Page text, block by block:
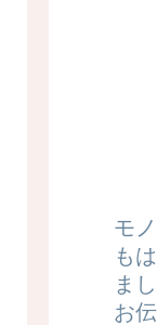
モ
も
ま
お